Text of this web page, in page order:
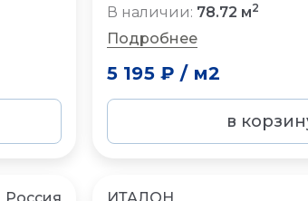
В наличии: 78.72 м2
Подробнее
5 195 ₽ / м2
в